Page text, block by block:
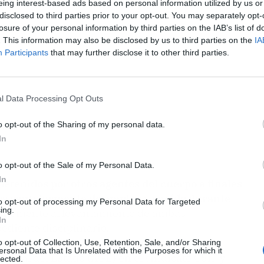
interest-based ads based on personal information utilized by us
to third parties prior to your opt-out. You may separately
of your personal information by third parties on the IAB’s list of
This information may also be disclosed by us to third parties on the
Participants that may further disclose it to other third parties.
Data Processing Opt Outs
opt-out of the Sharing of my personal data.
opt-out of the Sale of my Personal Data.
opt-out of processing my Personal Data for Targeted
opt-out of Collection, Use, Retention, Sale, and/or Sharing
Data that Is Unrelated with the Purposes for which it
por otros agentes del cuerpo a finales
cautelarmente de empleo y sueldo durante
al levantamiento de ambas
disciplinario.
del Estado (AGE) en el sindicato CSIF y